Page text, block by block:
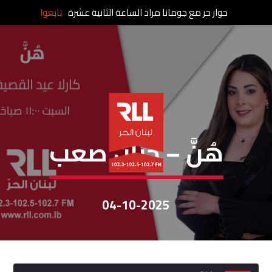
هُنَّ
هُنَّ – حنان صعب
04-10-2025
حوار حر مع جومانا مراد الساعة الثانية عشرة تابعوا